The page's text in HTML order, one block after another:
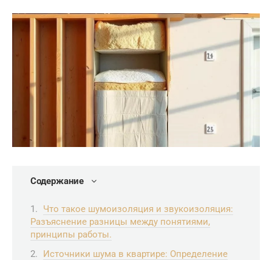
Содержание
Что такое шумоизоляция и звукоизоляция:
Разъяснение разницы между понятиями,
принципы работы.
Источники шума в квартире: Определение